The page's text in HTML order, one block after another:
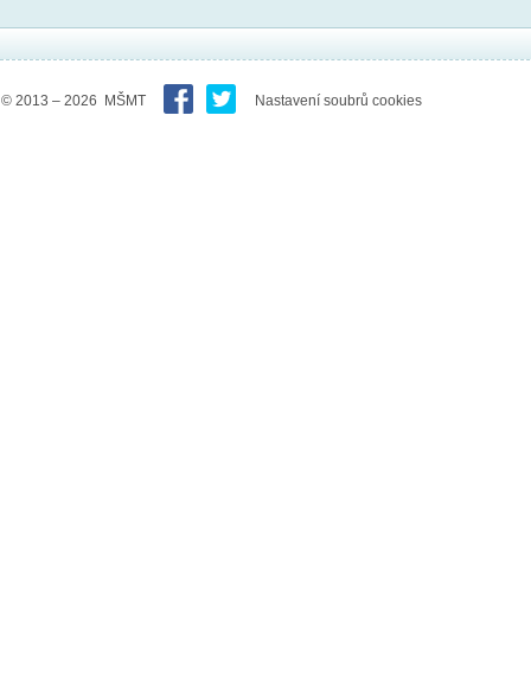
© 2013 – 2026 MŠMT Nastavení soubrů cookies